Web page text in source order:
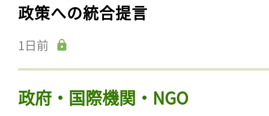
政策への統合提言
1日前
政府・国際機関・NGO